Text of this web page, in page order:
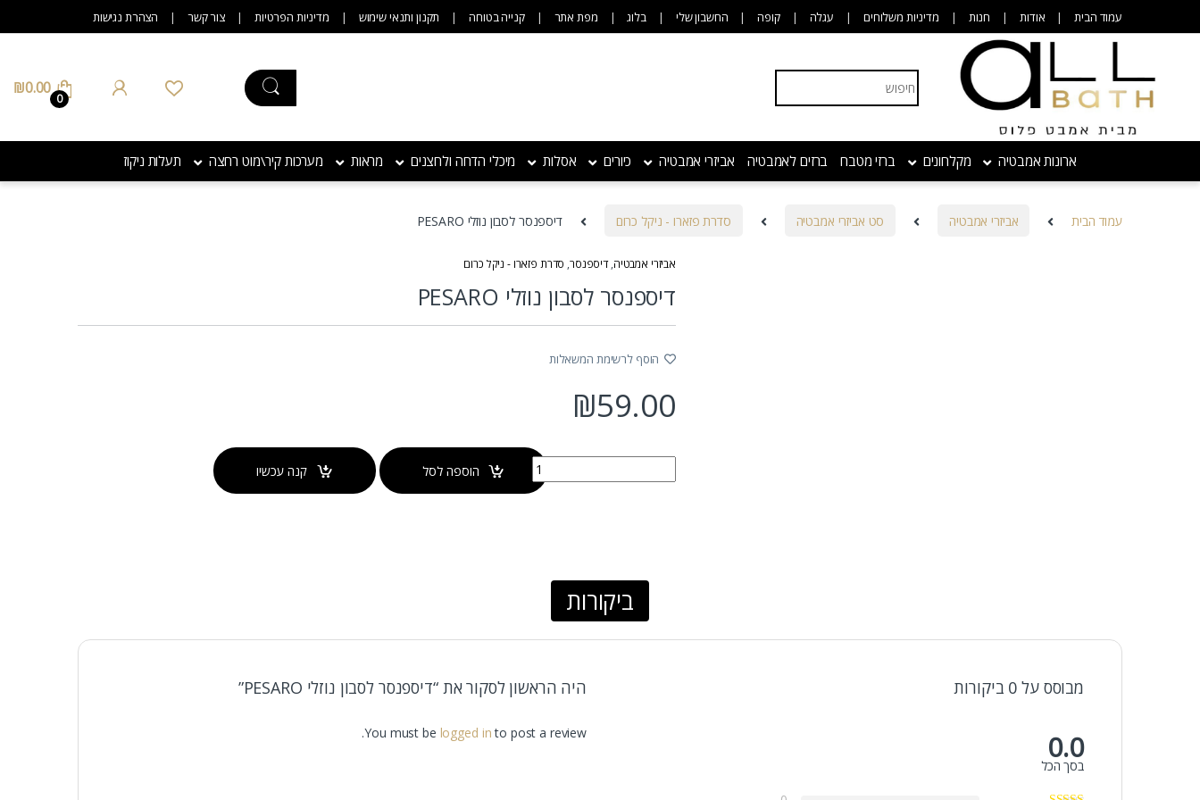
עמוד הבית אודות חנות מדיניות משלוחים עגלה קופה החשבון שלי בלוג מפת אתר קנייה בטוחה תקנון ותנאי שימוש מדיניות הפרטיות צור קשר הצהרת נגישות
Search for:
0
₪0.00
ארונות אמבטיה מקלחונים ברזי מטבח ברזים לאמבטיה אביזרי אמבטיה כיורים אסלות מיכלי הדחה ולחצנים מראות מערכות קיר\מוט רחצה תעלות ניקוז
עמוד הבית אביזרי אמבטיה סט אביזרי אמבטיה סדרת פזארו - ניקל כרום דיספנסר לסבון נוזלי PESARO
אביזרי אמבטיה,דיספנסר, סדרת פזארו - ניקל כרום
דיספנסר לסבון נוזלי PESARO
הוסף לרשימת המשאלות
₪59.00
כמות של דיספנסר לסבון נוזלי PESARO הוספה לסל קנה עכשיו
ביקורות
מבוסס על 0 ביקורות
0.0
בסך הכל
היה הראשון לסקור את “דיספנסר לסבון נוזלי PESARO”
You must be logged into post a review.